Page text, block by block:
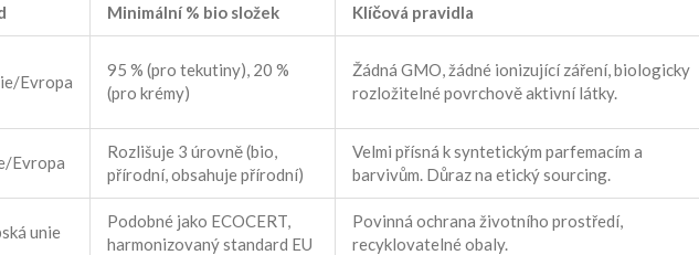
Minimální % bio složek Klíčová pravidla
Evropa
95 % (pro tekutiny), 20 %
(pro krémy)
Žádná GMO, žádné ionizující záření, biologicky
rozložitelné povrchově aktivní látky.
Evropa
Rozlišuje 3 úrovně (bio,
přírodní, obsahuje přírodní)
Velmi přísná k syntetickým parfemacím a
barvivům. Důraz na etický sourcing.
unie
Podobné jako ECOCERT,
harmonizovaný standard EU
Povinná ochrana životního prostředí,
recyklovatelné obaly.